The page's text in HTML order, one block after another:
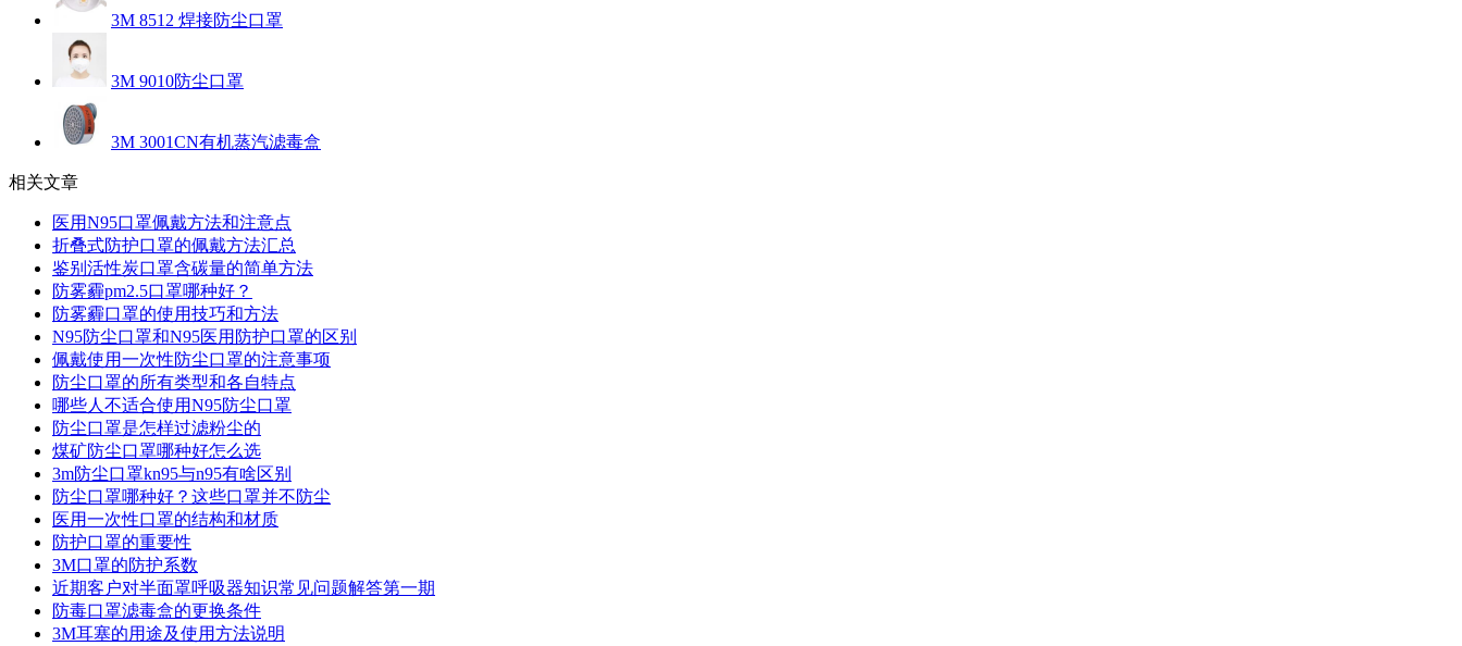
3M 8512 焊接防尘口罩
3M 9010防尘口罩
3M 3001CN有机蒸汽滤毒盒
相关文章
医用N95口罩佩戴方法和注意点
折叠式防护口罩的佩戴方法汇总
鉴别活性炭口罩含碳量的简单方法
防雾霾pm2.5口罩哪种好？
防雾霾口罩的使用技巧和方法
N95防尘口罩和N95医用防护口罩的区别
佩戴使用一次性防尘口罩的注意事项
防尘口罩的所有类型和各自特点
哪些人不适合使用N95防尘口罩
防尘口罩是怎样过滤粉尘的
煤矿防尘口罩哪种好怎么选
3m防尘口罩kn95与n95有啥区别
防尘口罩哪种好？这些口罩并不防尘
医用一次性口罩的结构和材质
防护口罩的重要性
3M口罩的防护系数
近期客户对半面罩呼吸器知识常见问题解答第一期
防毒口罩滤毒盒的更换条件
3M耳塞的用途及使用方法说明